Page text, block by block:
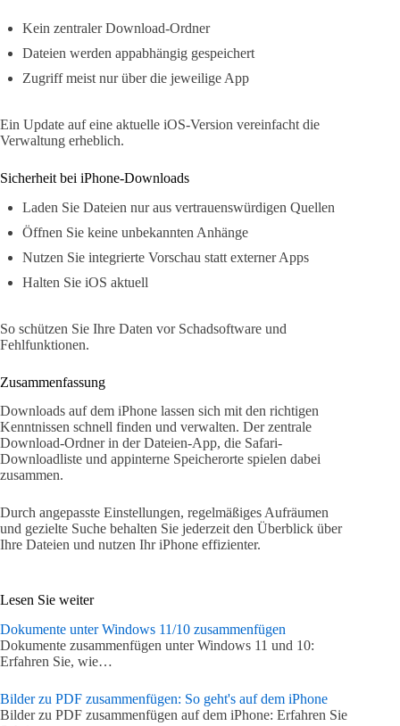
Kein zentraler Download-Ordner
Dateien werden appabhängig gespeichert
Zugriff meist nur über die jeweilige App
Ein Update auf eine aktuelle iOS-Version vereinfacht die
Verwaltung erheblich.
Sicherheit bei iPhone-Downloads
Laden Sie Dateien nur aus vertrauenswürdigen Quellen
Öffnen Sie keine unbekannten Anhänge
Nutzen Sie integrierte Vorschau statt externer Apps
Halten Sie iOS aktuell
So schützen Sie Ihre Daten vor Schadsoftware und
Fehlfunktionen.
Zusammenfassung
Downloads auf dem iPhone lassen sich mit den richtigen
Kenntnissen schnell finden und verwalten. Der zentrale
Download-Ordner in der Dateien-App, die Safari-
Downloadliste und appinterne Speicherorte spielen dabei
zusammen.
Durch angepasste Einstellungen, regelmäßiges Aufräumen
und gezielte Suche behalten Sie jederzeit den Überblick über
Ihre Dateien und nutzen Ihr iPhone effizienter.
Lesen Sie weiter
Dokumente unter Windows 11/10 zusammenfügen
Dokumente zusammenfügen unter Windows 11 und 10:
Erfahren Sie, wie…
Bilder zu PDF zusammenfügen: So geht's auf dem iPhone
Bilder zu PDF zusammenfügen auf dem iPhone: Erfahren Sie